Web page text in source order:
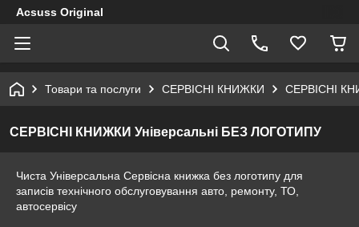
Acsuss Original
Товари та послуги СЕРВІСНІ КНИЖКИ СЕРВІСНІ
СЕРВІСНІ КНИЖКИ Універсальні БЕЗ ЛОГОТИПУ
Чиста Універсальна Сервісна книжка без логотипу для
записів технічного обслуговування авто, ремонту, ТО,
автосервісу